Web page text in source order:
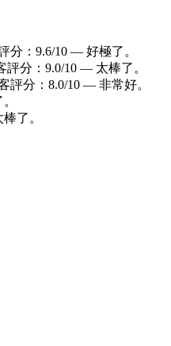
分：9.6/10 — 好極了。
分：9.0/10 — 太棒了。
評分：8.0/10 — 非常好。
了。